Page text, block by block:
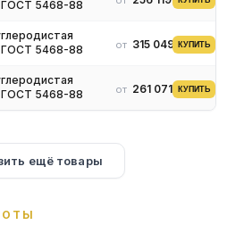
ГОСТ 5468-88
ГОСТ 5468-88
от 315 049 ₽КУПИТЬ
ГОСТ 5468-88
от 261 071 ₽КУПИТЬ
ещё товары